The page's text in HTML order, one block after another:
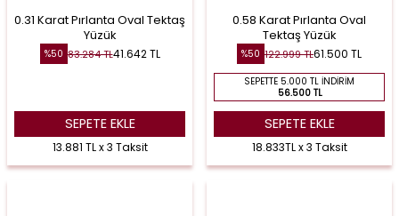
0.31 Karat Pırlanta Oval Tektaş
Yüzük
%50 83.284TL41.642TL
SEPETE EKLE
13.881 TL x 3 Taksit
0.58 Karat Pırlanta Oval
Tektaş Yüzük
%50 122.999TL61.500 TL
SEPETTE 5.000 TL İNDIRIM
56.500 TL
SEPETE EKLE
18.833TL x 3 Taksit